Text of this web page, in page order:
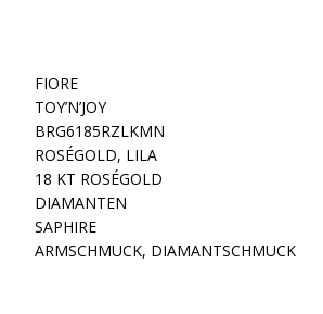
FIORE
TOY’N’JOY
BRG6185RZLKMN
ROSÉGOLD, LILA
18 KT ROSÉGOLD
DIAMANTEN
SAPHIRE
ARMSCHMUCK, DIAMANTSCHMUCK